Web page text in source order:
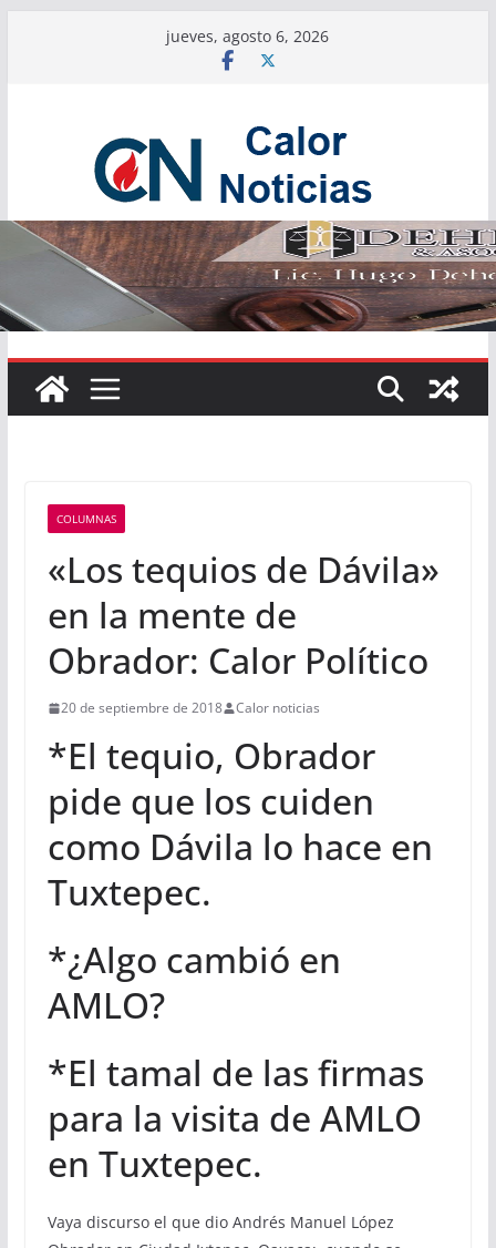
jueves, agosto 6, 2026
COLUMNAS
«Los tequios de Dávila»
en la mente de
Obrador: Calor Político
20 de septiembre de 2018 Calor noticias
*El tequio, Obrador
pide que los cuiden
como Dávila lo hace en
Tuxtepec.
*¿Algo cambió en
AMLO?
*El tamal de las firmas
para la visita de AMLO
en Tuxtepec.
Vaya discurso el que dio Andrés Manuel López